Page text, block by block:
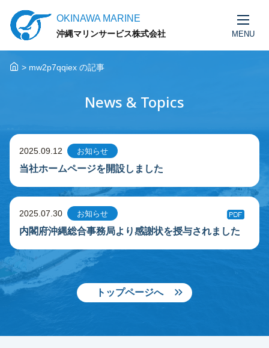
OKINAWA MARINE
沖縄マリンサービス株式会社 MENU
> mw2p7qqiex の記事
News & Topics
2025.09.12 お知らせ
当社ホームページを開設しました
2025.07.30 お知らせ
内閣府沖縄総合事務局より感謝状を授与されました
トップページへ